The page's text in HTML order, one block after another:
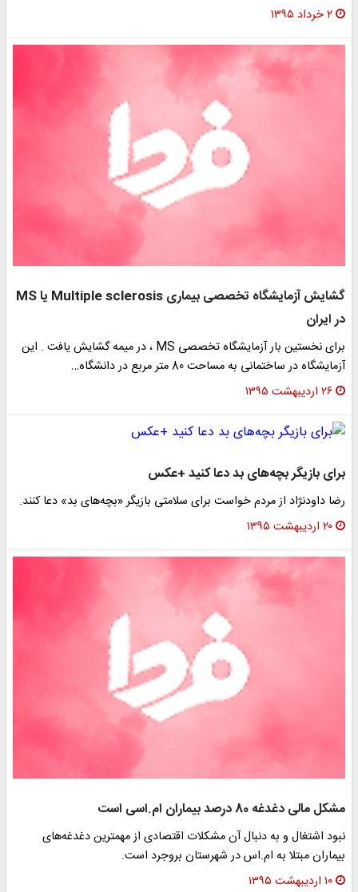
۲ خرداد ۱۳۹۵
گشایش آزمایشگاه تخصصی بیماری Multiple sclerosis یا MS
در ایران
برای نخستین بار آزمایشگاه تخصصی MS ، در میمه گشایش یافت . این
آزمایشگاه در ساختمانی به مساحت 80 متر مربع در دانشگاه…
۲۶ اردیبهشت ۱۳۹۵
برای بازیگر بچه‌های بد دعا کنید +عکس
رضا داودنژاد از مردم خواست برای سلامتی بازیگر «بچه‌های بد» دعا کنند.
۲۰ اردیبهشت ۱۳۹۵
مشکل مالی دغدغه 80 درصد بیماران ام.اسی است
نبود اشتغال و به دنبال آن مشکلات اقتصادی از مهمترین دغدغه‌های
بیماران مبتلا به ام.اس در شهرستان بروجرد است.
۱۰ اردیبهشت ۱۳۹۵